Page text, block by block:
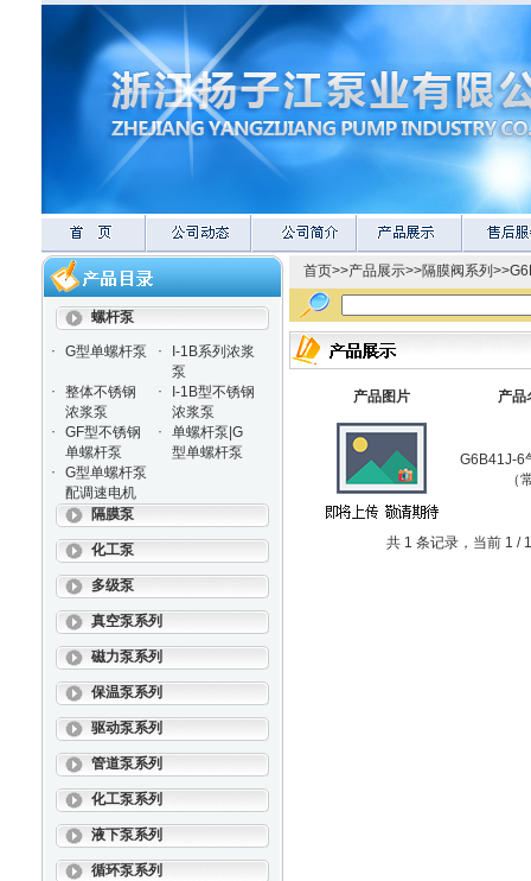
螺杆泵
·
G型单螺杆泵 ·
I-1B系列浓浆
泵
·
整体不锈钢
浓浆泵
·
I-1B型不锈钢
浓浆泵
·
GF型不锈钢
单螺杆泵
·
单螺杆泵|G
型单螺杆泵
·
G型单螺杆泵
配调速电机
隔膜泵
化工泵
多级泵
真空泵系列
磁力泵系列
保温泵系列
驱动泵系列
管道泵系列
化工泵系列
液下泵系列
循环泵系列
首页>>产品展示>>隔膜阀系列 >>
产品图片 产品
G6B41J-6
（
共 1 条记录，当前 1